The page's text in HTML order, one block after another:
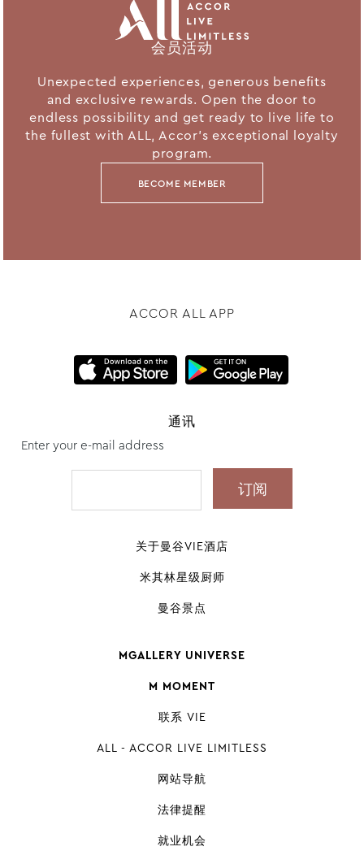
会员活动
Unexpected experiences, generous benefits
and exclusive rewards. Open the door to
endless possibility and get ready to live life to
the fullest with ALL, Accor's exceptional loyalty
program.
BECOME MEMBER
ACCOR ALL APP
通讯
Enter your e-mail address
关于曼谷VIE酒店
米其林星级厨师
曼谷景点
MGALLERY UNIVERSE
M MOMENT
联系 VIE
ALL - ACCOR LIVE LIMITLESS
网站导航
法律提醒
就业机会